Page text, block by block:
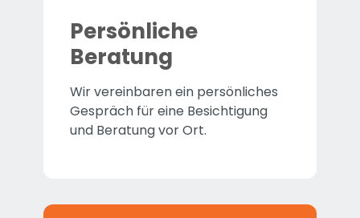
Persönliche
Beratung
Wir vereinbaren ein persönliches
Gespräch für eine Besichtigung
und Beratung vor Ort.